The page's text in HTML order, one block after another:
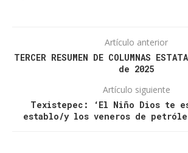
Artículo anterior
TERCER RESUMEN DE COLUMNAS
de 2025
Artículo siguiente
Texistepec: ‘El Niño Dios te
establo/y los veneros de